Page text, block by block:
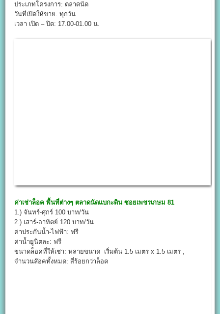
ประเภทโครงการ: ตลาดนัด
วันที่เปิดให้ขาย: ทุกวัน
เวลา เปิด – ปิด: 17.00-01.00 น.
ค่าเช่าล็อค พื้นที่ต่างๆ ตลาดนัดแบกะดิน ซอยเพชรเกษม 81
1.) จันทร์-ศุกร์ 100 บาท/วัน
2.) เสาร์-อาทิตย์ 120 บาท/วัน
ค่าประกันน้ำ-ไฟฟ้า: ฟรี
ค่าน้ำยูนิตละ: ฟรี
ขนาดล็อคที่ให้เช่า: หลายขนาด เริ่มต้น 1.5 เมตร x 1.5 เมตร ,
จำนวนล๊อคทั้งหมด: สี่ร้อยกว่าล็อค